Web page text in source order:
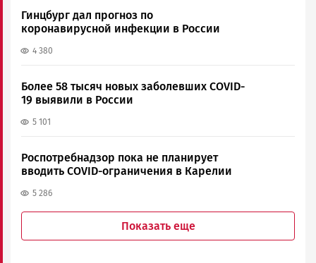
Гинцбург дал прогноз по
коронавирусной инфекции в России
4 380
Более 58 тысяч новых заболевших COVID-
19 выявили в России
5 101
Роспотребнадзор пока не планирует
вводить COVID-ограничения в Карелии
5 286
Показать еще